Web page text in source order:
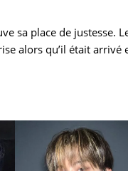
sa place de justesse.
alors qu’il était arrivé